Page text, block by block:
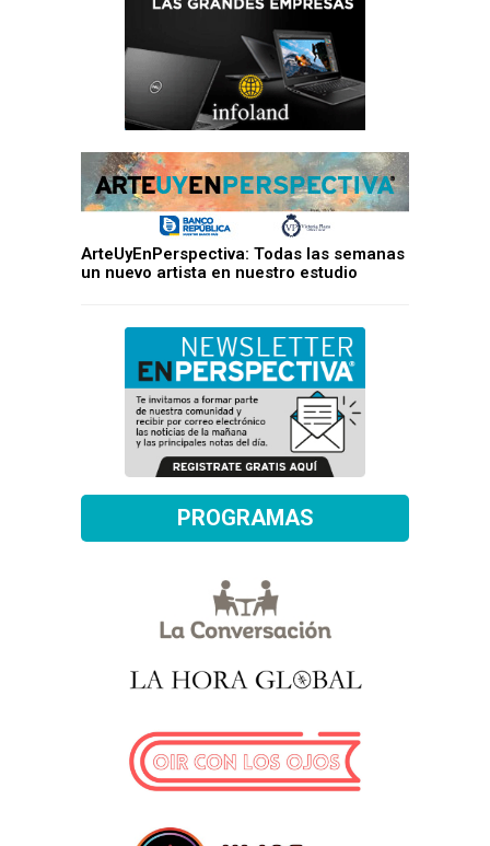
ArteUyEnPerspectiva: Todas las semanas
un nuevo artista en nuestro estudio
PROGRAMAS